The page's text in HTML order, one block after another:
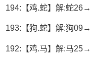
194:【鸡.蛇】解:蛇
193:【狗.蛇】解:狗
192:【鸡.马】解:马